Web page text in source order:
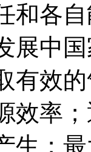
和各
展中
有效
效率
生；